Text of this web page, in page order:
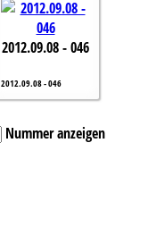
2012.09.08 - 046
2012.09.08 - 046
Nummer anzeigen